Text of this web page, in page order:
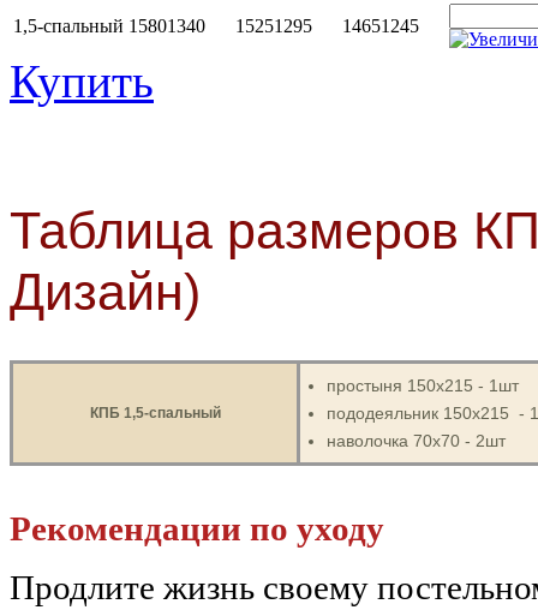
1,5-спальный 15801340 15251295 14651245
Купить
Таблица размеров
Дизайн)
КПБ 1,5-спальный
простыня 150х215 - 1шт
пододеяльник 150х215 -
наволочка 70х70 - 2шт
Рекомендации по уходу
Продлите жизнь своему